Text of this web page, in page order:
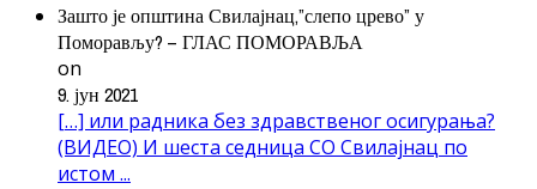
Зашто је општина Свилајнац,”слепо црево” у
Поморављу? – ГЛАС ПОМОРАВЉА
on
9. јун 2021
[…] или радника без здравственог осигурања?
(ВИДЕО) И шеста седница СО Свилајнац по
истом ...